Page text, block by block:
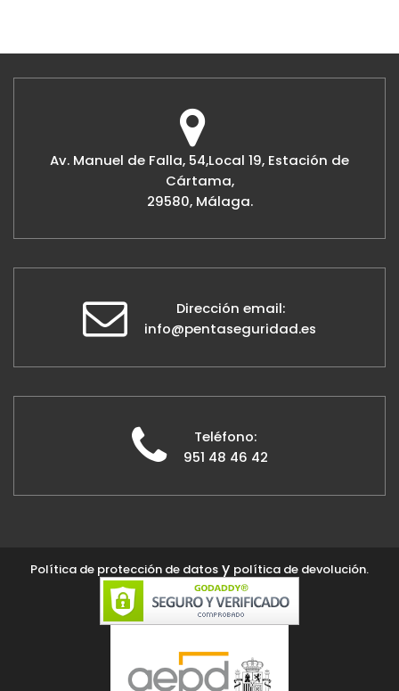
Av. Manuel de Falla, 54,Local 19, Estación de
Cártama,
29580, Málaga.
Dirección email:
info@pentaseguridad.es
Teléfono:
951 48 46 42
Política de protección de datos y política de devolución.